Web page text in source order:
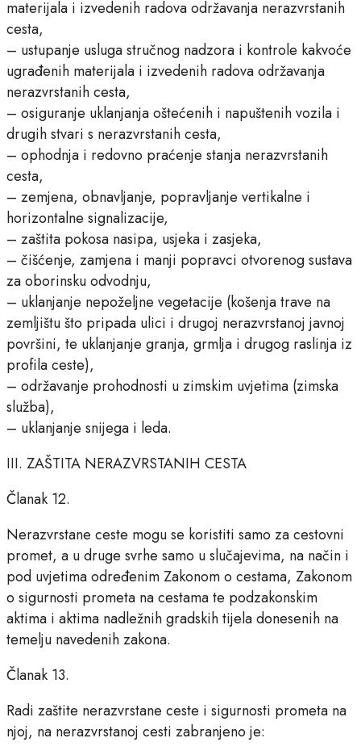
materijala i izvedenih radova održavanja nerazvrstanih
cesta,
– ustupanje usluga stručnog nadzora i kontrole kakvoće
ugrađenih materijala i izvedenih radova održavanja
nerazvrstanih cesta,
– osiguranje uklanjanja oštećenih i napuštenih vozila i
drugih stvari s nerazvrstanih cesta,
– ophodnja i redovno praćenje stanja nerazvrstanih
cesta,
– zemjena, obnavljanje, popravljanje vertikalne i
horizontalne signalizacije,
– zaštita pokosa nasipa, usjeka i zasjeka,
– čišćenje, zamjena i manji popravci otvorenog sustava
za oborinsku odvodnju,
– uklanjanje nepoželjne vegetacije (košenja trave na
zemljištu što pripada ulici i drugoj nerazvrstanoj javnoj
površini, te uklanjanje granja, grmlja i drugog raslinja iz
profila ceste),
– održavanje prohodnosti u zimskim uvjetima (zimska
služba),
– uklanjanje snijega i leda.
III. ZAŠTITA NERAZVRSTANIH CESTA
Članak 12.
Nerazvrstane ceste mogu se koristiti samo za cestovni
promet, a u druge svrhe samo u slučajevima, na način i
pod uvjetima određenim Zakonom o cestama, Zakonom
o sigurnosti prometa na cestama te podzakonskim
aktima i aktima nadležnih gradskih tijela donesenih na
temelju navedenih zakona.
Članak 13.
Radi zaštite nerazvrstane ceste i sigurnosti prometa na
njoj, na nerazvrstanoj cesti zabranjeno je: